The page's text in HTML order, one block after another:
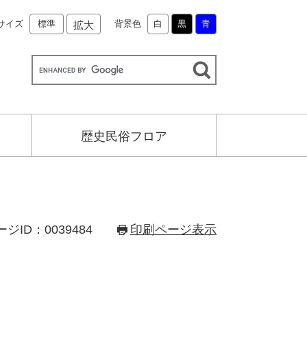
イズ 標準 拡大 背景色 白 黒 青
歴史民俗フロア
ジID：0039484 印刷ページ表示